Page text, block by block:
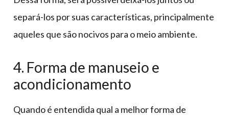
separá-los por suas características, principalmente
aqueles que são nocivos para o meio ambiente.
4. Forma de manuseio e
acondicionamento
Quando é entendida qual a melhor forma de